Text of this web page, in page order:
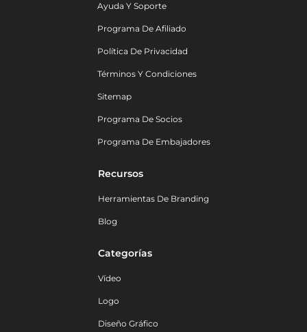
Ayuda Y Soporte
Programa De Afiliado
Política De Privacidad
Términos Y Condiciones
Sitemap
Programa De Socios
Programa De Embajadores
Recursos
Herramientas De Branding
Blog
Categorías
Vídeo
Logo
Diseño Gráfico